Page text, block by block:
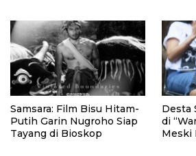
Samsara: Film Bisu Hitam-
Putih Garin Nugroho Siap
Tayang di Bioskop
Desta
di
Meski